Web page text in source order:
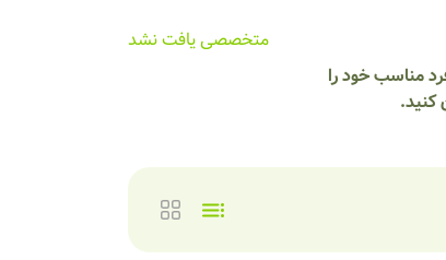
مناسب خود را
متخصصی یافت نشد